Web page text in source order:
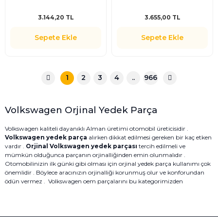
3.144,20 TL
Sepete Ekle
3.655,00 TL
Sepete Ekle
1 2 3 4 .. 966
Volkswagen Orjinal Yedek Parça
Volkswagen kaliteli dayanıklı Alman üretimi otomobil üreticisidir .
Volkswagen yedek parça alırken dikkat edilmesi gereken bir kaç etken
vardır . Orjinal Volkswagen yedek parçası tercih edilmeli ve
mümkün olduğunca parçanın orjinalliğinden emin olunmalıdır .
Otomobilinizin ilk günki gibi olması için orjinal yedek parça kullanımı çok
önemlidir . Böylece aracınızın orjinalliği korunmuş olur ve konforundan
ödün vermez . Volkswagen oem parçalarını bu kategorimizden